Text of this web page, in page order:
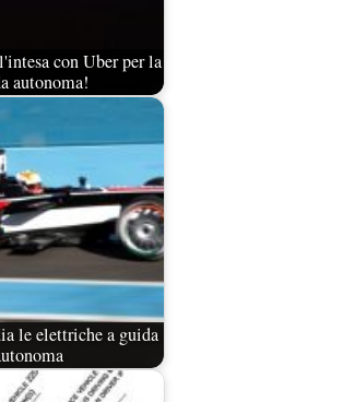
con Uber per la
autonoma!
le elettriche a guida